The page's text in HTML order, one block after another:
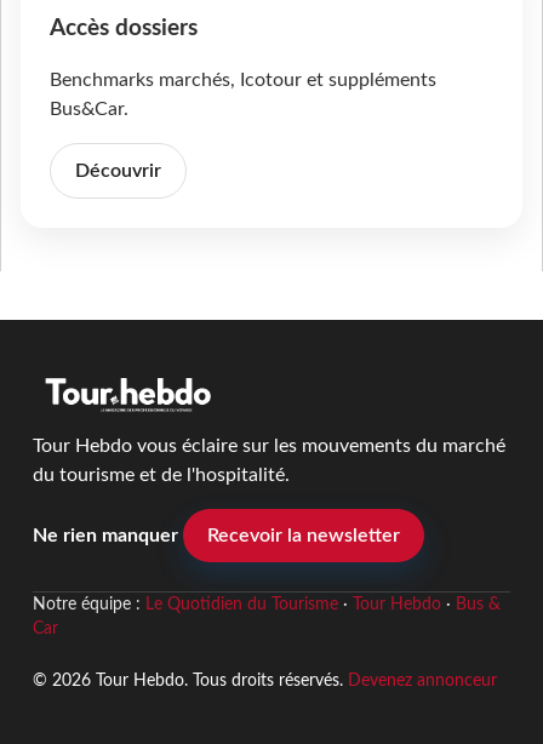
Accès dossiers
Benchmarks marchés, Icotour et suppléments
Bus&Car.
Découvrir
Tour Hebdo vous éclaire sur les mouvements du marché
du tourisme et de l'hospitalité.
Ne rien manquer Recevoir la newsletter
Notre équipe : Le Quotidien du Tourisme· Tour Hebdo· Bus &
Car
© 2026 Tour Hebdo. Tous droits réservés. Devenez annonceur